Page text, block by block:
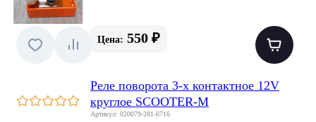
Цена: 550 ₽
Реле поворота 3-х контактное 12V
круглое SCOOTER-M
Артикул: 020079-281-6716